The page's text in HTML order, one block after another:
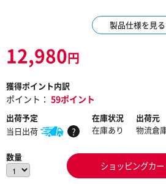
製品仕様を見る
12,980円
獲得ポイント内訳
ポイント： 59ポイント
出荷予定
当日出荷
?
在庫状況
在庫あり
出荷元
物流倉
数量
ショッピングカ